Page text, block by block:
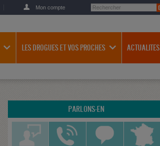
Mon compte
LES DROGUES ET VOS PROCHES ACTUALITES
PARLONS-EN